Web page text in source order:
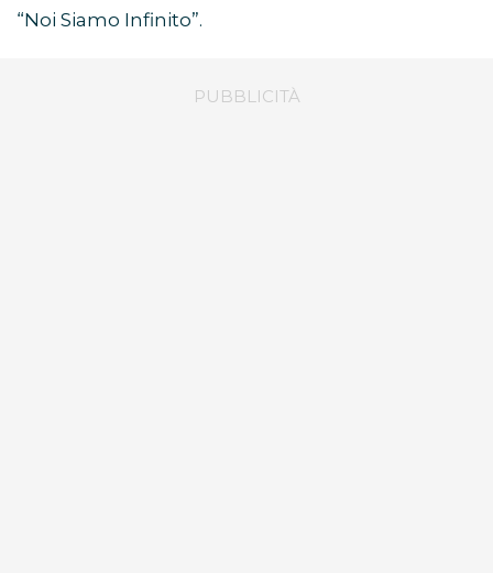
“Noi Siamo Infinito”.